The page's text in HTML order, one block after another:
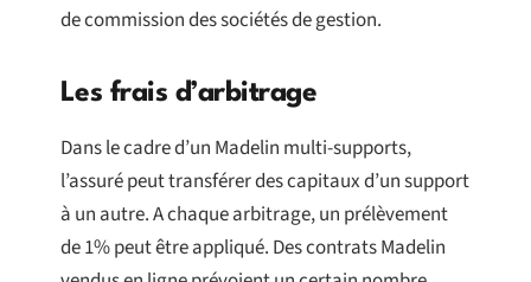
de commission des sociétés de gestion.
Les frais d’arbitrage
Dans le cadre d’un Madelin multi-supports,
l’assuré peut transférer des capitaux d’un support
à un autre. A chaque arbitrage, un prélèvement
de 1% peut être appliqué. Des contrats Madelin